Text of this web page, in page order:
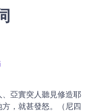
亞實突人聽見修造耶
，就甚發怒。（尼四